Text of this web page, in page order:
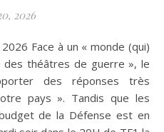
2026
théâtres de guerre », le
des réponses très
pays ». Tandis que les
de la Défense est en